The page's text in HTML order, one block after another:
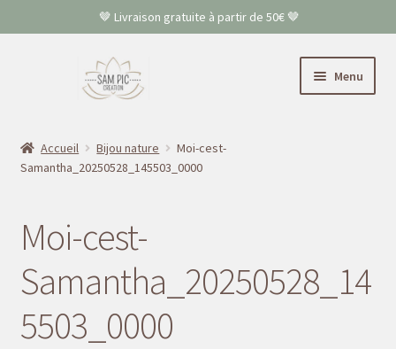
🤎 Livraison gratuite à partir de 50€ 🤎
Menu
Colliers
Boucles d’oreilles
FAQ
Accueil Bijou nature
Moi-cest-
Samantha_20250528_145503_0000
Moi-cest-
Samantha_20250528_14
5503_0000